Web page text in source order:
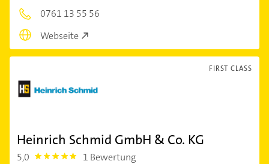
0761 13 55 56
Webseite
FIRST CLASS
Heinrich Schmid GmbH & Co. KG
5,0 5.0 1 Bewertung